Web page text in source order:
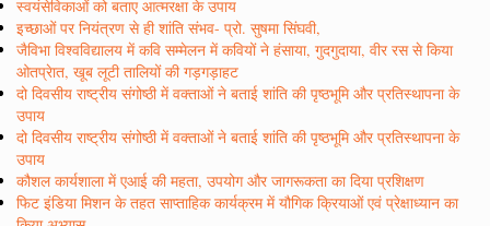
स्वयंसेविकाओं को बताए आत्मरक्षा के उपाय
इच्छाओं पर नियंत्रण से ही शांति संभव- प्रो. सुषमा सिंघवी,
जैविभा विश्वविद्यालय में कवि सम्मेलन में कवियों ने हंसाया, गुदगुदाया, वीर रस से किया
ओतप्रेात, खूब लूटी तालियों की गड़गड़ाहट
दो दिवसीय राष्ट्रीय संगोष्ठी में वक्ताओं ने बताई शांति की पृष्ठभूमि और प्रतिस्थापना के
उपाय
दो दिवसीय राष्ट्रीय संगोष्ठी में वक्ताओं ने बताई शांति की पृष्ठभूमि और प्रतिस्थापना के
उपाय
कौशल कार्यशाला में एआई की महता, उपयोग और जागरूकता का दिया प्रशिक्षण
फिट इंडिया मिशन के तहत साप्ताहिक कार्यक्रम में यौगिक क्रियाओं एवं प्रेक्षाध्यान का